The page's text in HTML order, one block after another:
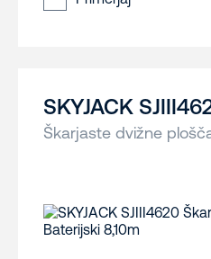
SKYJACK
Škarjaste dvižne